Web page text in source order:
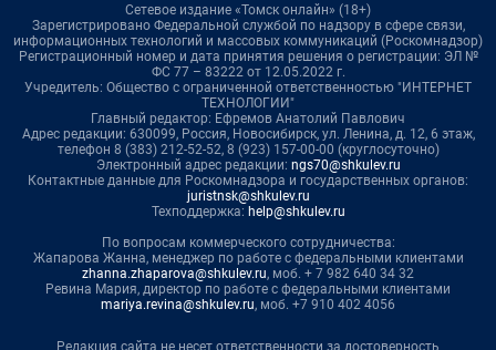
Сетевое издание «Томск онлайн» (18+)
Зарегистрировано Федеральной службой по надзору в сфере связи,
информационных технологий и массовых коммуникаций (Роскомнадзор)
Регистрационный номер и дата принятия решения о регистрации: ЭЛ №
ФС 77 – 83222 от 12.05.2022 г.
Учредитель: Общество с ограниченной ответственностью "ИНТЕРНЕТ
ТЕХНОЛОГИИ"
Главный редактор: Ефремов Анатолий Павлович
Адрес редакции: 630099, Россия, Новосибирск, ул. Ленина, д. 12, 6 этаж,
телефон 8 (383) 212-52-52, 8 (923) 157-00-00 (круглосуточно)
Электронный адрес редакции: ngs70@shkulev.ru
Контактные данные для Роскомнадзора и государственных органов:
juristnsk@shkulev.ru
Техподдержка: help@shkulev.ru
По вопросам коммерческого сотрудничества:
Жапарова Жанна, менеджер по работе с федеральными клиентами
zhanna.zhaparova@shkulev.ru, моб. + 7 982 640 34 32
Ревина Мария, директор по работе с федеральными клиентами
mariya.revina@shkulev.ru, моб. +7 910 402 4056
Редакция сайта не несет ответственности за достоверность